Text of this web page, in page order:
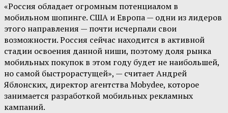
«Россия обладает огромным потенциалом в
мобильном шопинге. США и Европа — одни из лидеров
этого направления — почти исчерпали свои
возможности. Россия сейчас находится в активной
стадии освоения данной ниши, поэтому доля рынка
мобильных покупок в этом году будет не наибольшей,
но самой быстрорастущей», — считает Андрей
Яблонских, директор агентства Mobydee, которое
занимается разработкой мобильных рекламных
кампаний.